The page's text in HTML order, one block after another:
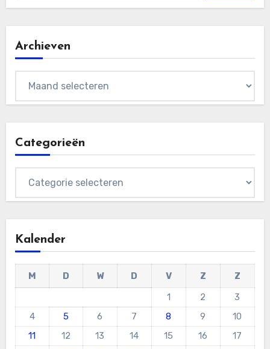
Archieven
Categorieën
Kalender
M D W D V Z
Z
1
2
3
4
5 6 7 8 9
10
11
12 13 14 15 16
17